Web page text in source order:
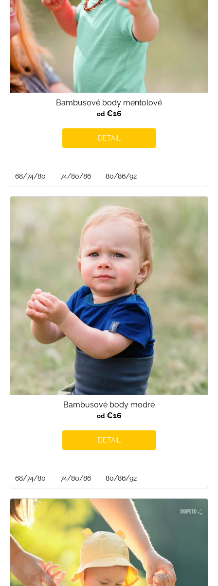
Bambusové body mentolové
od€16
DETAIL
68/74/80 74/80/86 80/86/92
Bambusové body modré
od€16
DETAIL
68/74/80 74/80/86 80/86/92